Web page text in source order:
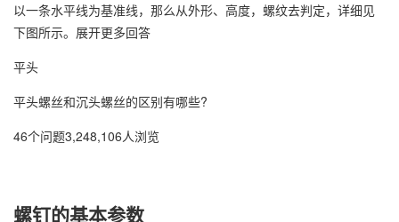
以一条水平线为基准线，那么从外形、高度，螺纹去判定，详细见
下图所示。展开更多回答
平头
平头螺丝和沉头螺丝的区别有哪些?
46个问题3,248,106人浏览
螺钉的基本参数